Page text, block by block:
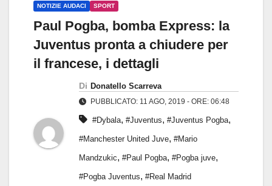
NOTIZIE AUDACI SPORT
Paul Pogba, bomba Express: la
Juventus pronta a chiudere per
il francese, i dettagli
Di Donatello Scarreva
PUBBLICATO: 11 AGO, 2019 - ORE: 06:48
#Dybala, #Juventus, #Juventus Pogba,
#Manchester United Juve, #Mario
Mandzukic, #Paul Pogba, #Pogba juve,
#Pogba Juventus, #Real Madrid